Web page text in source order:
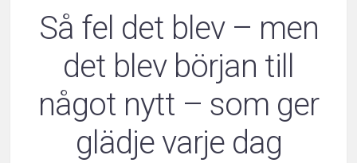
Så fel det blev – men
det blev början till
något nytt – som ger
glädje varje dag